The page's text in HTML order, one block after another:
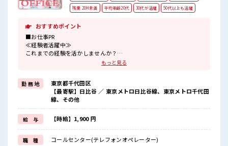
残業 20H未満
平均年齢20代 30代が活躍 50代以上も活躍
おすすめポイント
■お仕事PR
≪経験者活躍中≫
これまでの経験を活かしませんか？
≪無理なくお給料に残業代を上乗せ≫
残業は月20時間未満で、
ほどよく稼げます♪
≪土日祝休のお仕事≫
家族や友人と一緒にプライベート満喫！
≪様々なお仕事をご提案≫
一人で悩まず気軽に相談できる、
派遣のお仕事です！
もっと見る
勤 務 地
東京都千代田区
【最寄駅】日比谷 ／ 東京メトロ日比谷線、東京メトロ千代田
線、その他
給 与 【時給】1,900 円
職 種 コールセンター(テレフォンオペレーター)